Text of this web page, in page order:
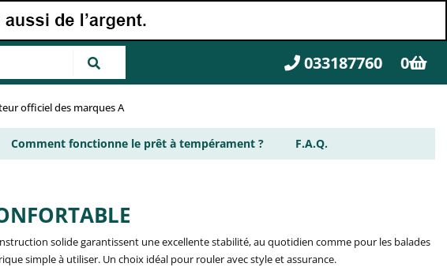
033187760 0
officiel des marques A
Comment fonctionne le prêt à tempérament ? F.A.Q.
solide garantissent une excellente stabilité, au quotidien comme pour les balades
simple à utiliser. Un choix idéal pour rouler avec style et assurance.